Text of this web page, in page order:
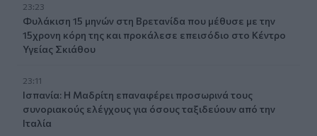
23:23
Φυλάκιση 15 μηνών στη Βρετανίδα που μέθυσε με την
15χρονη κόρη της και προκάλεσε επεισόδιο στο Κέντρο
Υγείας Σκιάθου
23:11
Ισπανία: Η Μαδρίτη επαναφέρει προσωρινά τους
συνοριακούς ελέγχους για όσους ταξιδεύουν από την
Ιταλία